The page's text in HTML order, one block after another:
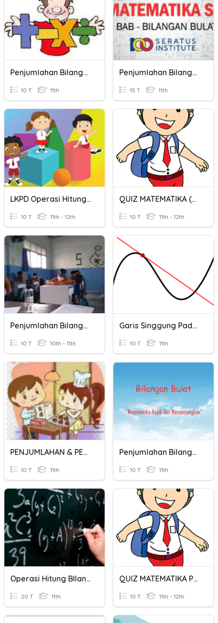
Penjumlahan Bilangan Bulat
10 T 11th
Penjumlahan Bilangan Bulat
15 T 11th
LKPD Operasi Hitung Penjumlahan Dan Pengurangan Bilangan Bulat
10 T 11th - 12th
QUIZ MATEMATIKA (GARIS BILANGAN)
10 T 11th - 12th
Penjumlahan Bilangan Bulat
10 T 10th - 11th
Garis Singgung Pada Kurva
10 T 11th
PENJUMLAHAN & PENGURANGAN BILANGAN CAMPURAN
10 T 11th
Penjumlahan Bilangan Bulat Negatif Kelas VI
10 T 11th
Operasi Hitung BIlangan Bulat (Penjumlahan & Pengurangan)
20 T 11th
QUIZ MATEMATIKA PENJUMLAHAN BILANGAN BULAT
10 T 11th - 12th